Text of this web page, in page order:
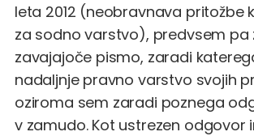
leta 2012 (neobravnava pritožbe
za sodno varstvo), predvsem pa
zavajajoče pismo, zaradi
nadaljnje pravno varstvo svojih
oziroma sem zaradi poznega
v zamudo. Kot ustrezen odgovor